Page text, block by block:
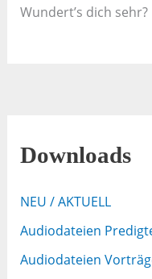
Wundert’s dich
Downloads
NEU / AKTUELL
Audiodateien
Audiodateien